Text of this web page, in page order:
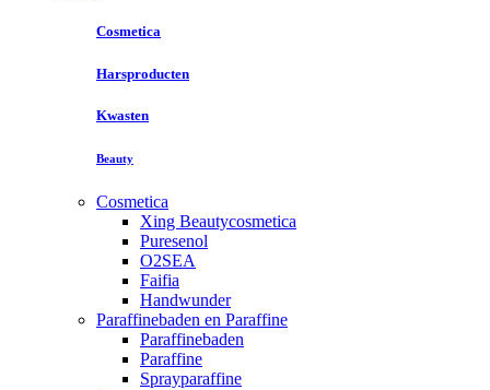
Cosmetica
Harsproducten
Kwasten
Beauty
Cosmetica
Xing Beautycosmetica
Puresenol
O2SEA
Faifia
Handwunder
Paraffinebaden en Paraffine
Paraffinebaden
Paraffine
Sprayparaffine